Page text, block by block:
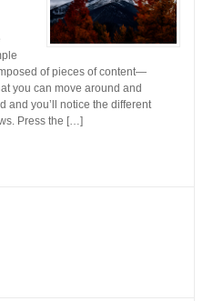
of pieces of content—
you can move around and
and you’ll notice the different
Press the […]